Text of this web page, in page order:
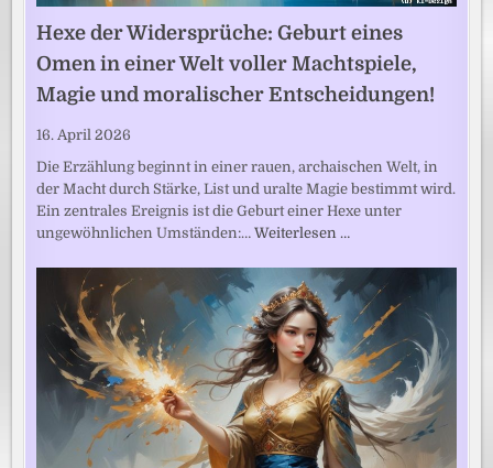
Hexe der Widersprüche: Geburt eines
Omen in einer Welt voller Machtspiele,
Magie und moralischer Entscheidungen!
16. April 2026
Die Erzählung beginnt in einer rauen, archaischen Welt, in
der Macht durch Stärke, List und uralte Magie bestimmt wird.
Ein zentrales Ereignis ist die Geburt einer Hexe unter
ungewöhnlichen Umständen:…Weiterlesen …